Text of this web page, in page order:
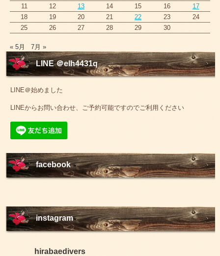
11
12 13 14 15 16
17
18
19 20 21 22 23
24
25
26 27 28 29 30
« 5月 7月 »
LINE ＠elh4431q
LINE＠始めました
LINEからお問い合わせ、ご予約可能ですのでご利用ください
facebook
instagram
hirabaedivers